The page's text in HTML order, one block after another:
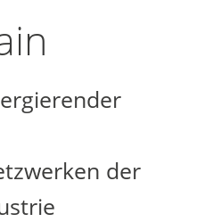
der